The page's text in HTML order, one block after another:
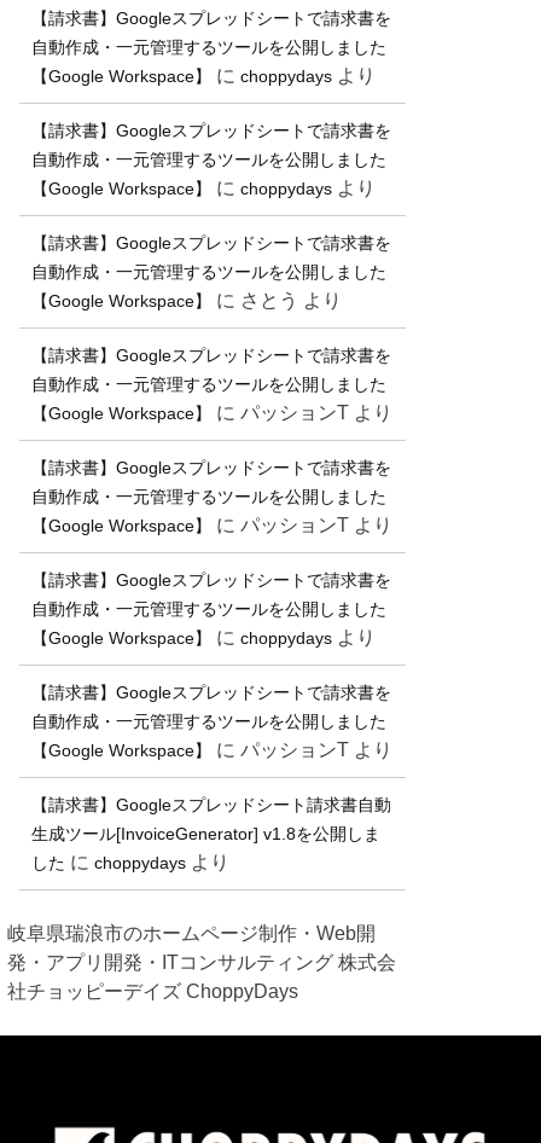
【請求書】Googleスプレッドシートで請求書を
自動作成・一元管理するツールを公開しました
【Google Workspace】
に choppydays より
【請求書】Googleスプレッドシートで請求書を
自動作成・一元管理するツールを公開しました
【Google Workspace】
に choppydays より
【請求書】Googleスプレッドシートで請求書を
自動作成・一元管理するツールを公開しました
【Google Workspace】
に さとう より
【請求書】Googleスプレッドシートで請求書を
自動作成・一元管理するツールを公開しました
【Google Workspace】
に パッションT より
【請求書】Googleスプレッドシートで請求書を
自動作成・一元管理するツールを公開しました
【Google Workspace】
に パッションT より
【請求書】Googleスプレッドシートで請求書を
自動作成・一元管理するツールを公開しました
【Google Workspace】
に choppydays より
【請求書】Googleスプレッドシートで請求書を
自動作成・一元管理するツールを公開しました
【Google Workspace】
に パッションT より
【請求書】Googleスプレッドシート請求書自動
生成ツール[InvoiceGenerator] v1.8を公開しま
した に choppydays より
岐阜県瑞浪市のホームページ制作・Web開
発・アプリ開発・ITコンサルティング 株式会
社チョッピーデイズ ChoppyDays